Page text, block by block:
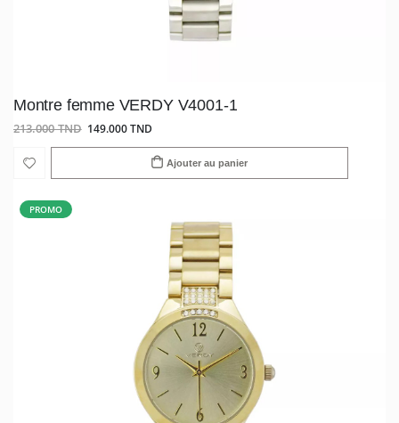
Montre femme VERDY V4001-1
213.000 TND 149.000 TND
Ajouter au panier
PROMO